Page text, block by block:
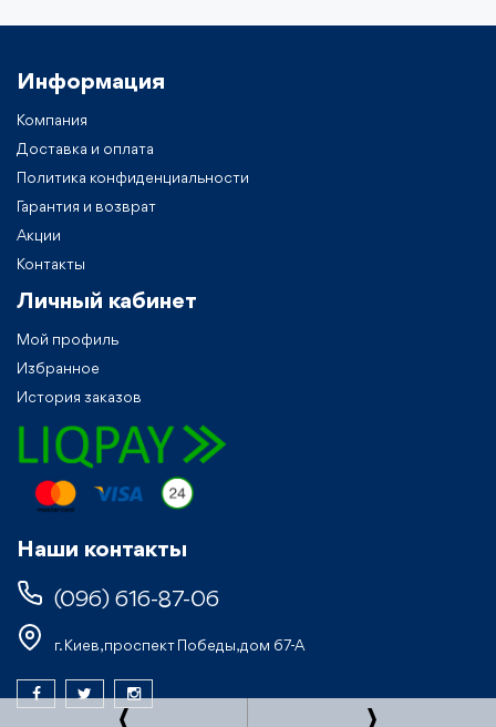
Информация
Компания
Доставка и оплата
Политика конфиденциальности
Гарантия и возврат
Акции
Контакты
Личный кабинет
Мой профиль
Избранное
История заказов
Наши контакты
(096) 616-87-06
г. Киев, проспект Победы, дом 67-А